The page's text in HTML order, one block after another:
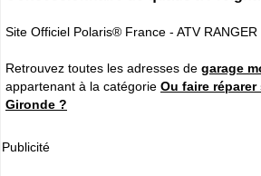
Site Officiel Polaris® France - ATV
Retrouvez toutes les adresses de garage
appartenant à la catégorie Ou faire
Gironde ?
Publicité